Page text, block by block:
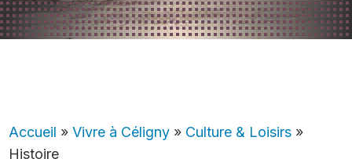
Accueil »Vivre à Céligny » Culture & Loisirs »
Histoire